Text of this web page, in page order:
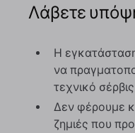
Λάβετε
Η
να
τεχνικό σέρβις
Δεν φέρουμε
ζημιές που